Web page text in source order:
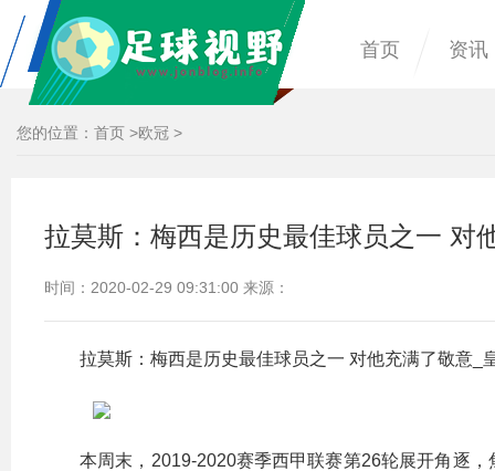
首页 资讯
您的位置： 首页 >欧冠 >
拉莫斯：梅西是历史最佳球员之一 对
时间：2020-02-29 09:31:00 来源：
拉莫斯：梅西是历史最佳球员之一 对他充满了敬意_
本周末，2019-2020赛季西甲联赛第26轮展开角逐